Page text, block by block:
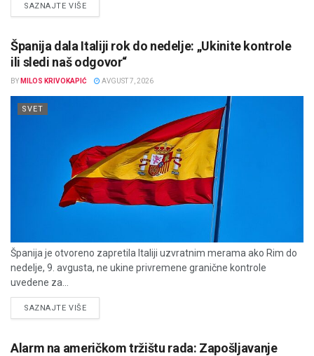
SAZNAJTE VIŠEDETAILS
Španija dala Italiji rok do nedelje: „Ukinite kontrole
ili sledi naš odgovor“
BY MILOS KRIVOKAPIĆ AVGUST 7, 2026
SVET
Španija je otvoreno zapretila Italiji uzvratnim merama ako Rim do
nedelje, 9. avgusta, ne ukine privremene granične kontrole
uvedene za...
SAZNAJTE VIŠEDETAILS
Alarm na američkom tržištu rada: Zapošljavanje